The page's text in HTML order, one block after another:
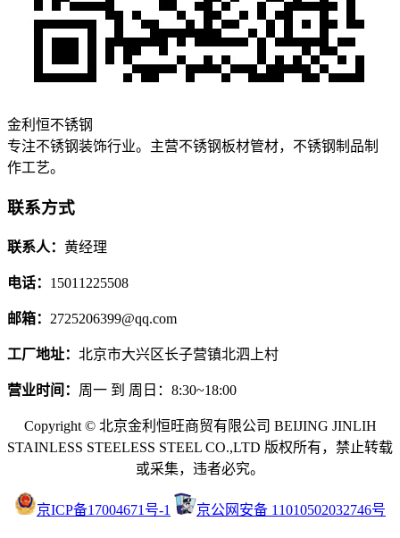
金利恒不锈钢
专注不锈钢装饰行业。主营不锈钢板材管材，不锈钢制品制
作工艺。
联系方式
联系人： 黄经理
电话： 15011225508
邮箱： 2725206399@qq.com
工厂地址： 北京市大兴区长子营镇北泗上村
营业时间： 周一 到 周日：8:30~18:00
Copyright © 北京金利恒旺商贸有限公司 BEIJING JINLIH
STAINLESS STEELESS STEEL CO.,LTD 版权所有，禁止转载
或采集，违者必究。
京ICP备17004671号-1 京公网安备 11010502032746号